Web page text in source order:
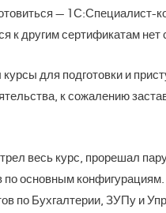
— 1С:Специалист-
к другим сертификатам
для подготовки и
к сожалению
весь курс, прорешал
основным
по Бухгалтерии, ЗУПу и